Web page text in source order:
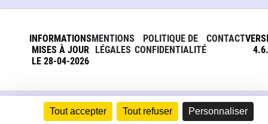
Tout accepter Tout refuser Personnaliser
INFORMATIONS
MISES À JOUR
LE 28-04-2026
MENTIONS
LÉGALES
POLITIQUE DE
CONFIDENTIALITÉ
CONTACT